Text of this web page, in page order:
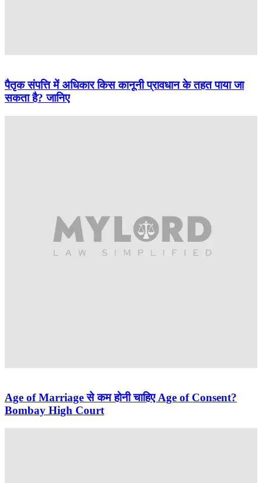
पैतृक संपत्ति में अधिकार किस कानूनी प्रावधान के तहत पाया जा
सकता है? जानिए
Age of Marriage से कम होनी चाहिए Age of Consent?
Bombay High Court